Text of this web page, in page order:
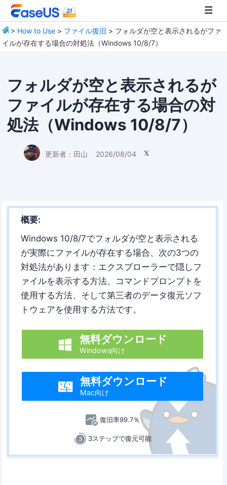
> How to Use > ファイル復旧 > フォルダが空と表示されるがファ
イルが存在する場合の対処法（Windows 10/8/7）
フォルダが空と表示されるが
ファイルが存在する場合の対
処法（Windows 10/8/7）
更新者： 田山 2026/08/04 
概要:
Windows 10/8/7でフォルダが空と表示される
が実際にファイルが存在する場合、次の3つの
対処法があります：エクスプローラーで隠しフ
ァイルを表示する方法、コマンドプロンプトを
使用する方法、そして第三者のデータ復元ソフ
トウェアを使用する方法です。
 無料ダウンロード
Windows向け
 無料ダウンロード
Mac向け
復旧率99.7％
3ステップで復元可能